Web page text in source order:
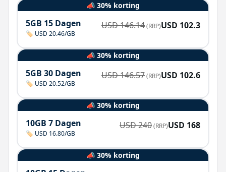
📣 30% korting
5GB 15 Dagen
🏷️ USD 20.46/GB
USD146.14(RRP)USD 102.3
📣 30% korting
5GB 30 Dagen
🏷️ USD 20.52/GB
USD146.57(RRP)USD 102.6
📣 30% korting
10GB 7 Dagen
🏷️ USD 16.80/GB
USD240(RRP)USD 168
📣 30% korting